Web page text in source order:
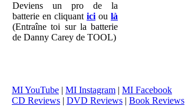
Deviens un pro de la
batterie en cliquant ici ou là
(Entraîne toi sur la batterie
de Danny Carey de TOOL)
MI YouTube | MI Instagram | MI Facebook
CD Reviews | DVD Reviews | Book Reviews